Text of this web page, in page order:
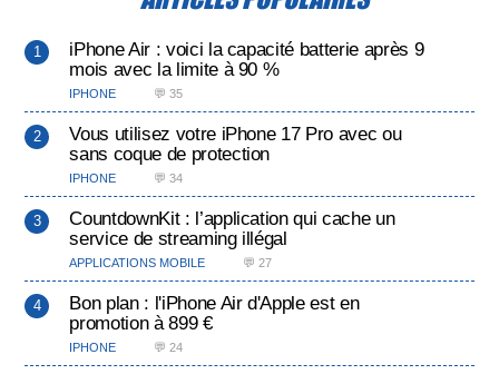
iPhone Air : voici la capacité batterie après 9
mois avec la limite à 90 %
IPHONE 💬 35
Vous utilisez votre iPhone 17 Pro avec ou
sans coque de protection
IPHONE 💬 34
CountdownKit : l’application qui cache un
service de streaming illégal
APPLICATIONS MOBILE 💬 27
Bon plan : l'iPhone Air d'Apple est en
promotion à 899 €
IPHONE 💬 24